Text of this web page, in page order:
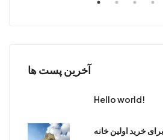
آخرین پست ها
Hello world!
خرید اولین خانه